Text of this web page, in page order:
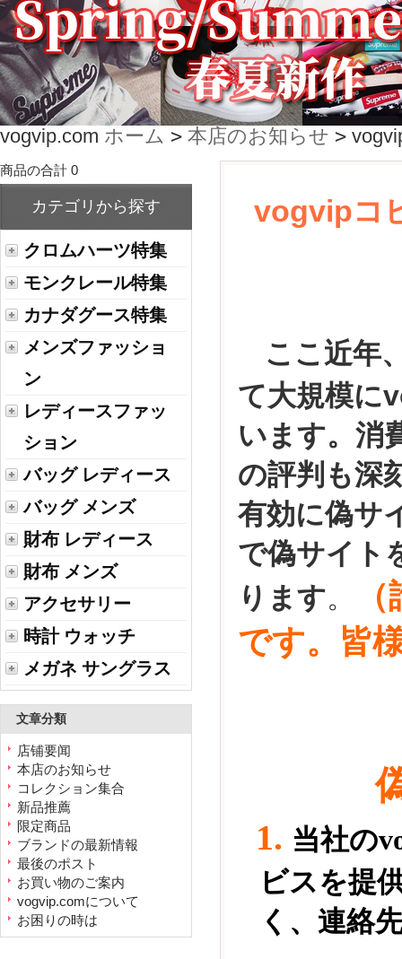
vogvip.com ホーム > 本店のお知らせ >
商品の合計 0
カテゴリから探す
クロムハーツ特集
モンクレール特集
カナダグース特集
メンズファッショ
ン
レディースファッ
ション
バッグ レディース
バッグ メンズ
財布 レディース
財布 メンズ
アクセサリー
時計 ウォッチ
メガネ サングラス
文章分類
店铺要闻
本店のお知らせ
コレクション集合
新品推薦
限定商品
ブランドの最新情報
最後のポスト
お買い物のご案内
vogvip.comについて
お困りの時は
vogvipコ
ここ近年
て大規模に
います。消
の評判も深
有効に偽サ
で偽サイト
ります。
です。皆
1. 当社の
ビスを提
く、連絡